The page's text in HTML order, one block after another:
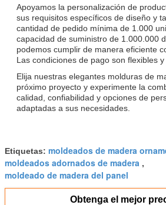
Apoyamos la personalización de
sus requisitos específicos de diseño y
cantidad de pedido mínima de 1.000
capacidad de suministro de 1.000.000
podemos cumplir de manera eficiente
Las condiciones de pago son flexibles y
Elija nuestras elegantes molduras de
próximo proyecto y experimente la
calidad, confiabilidad y opciones de
adaptadas a sus necesidades.
Etiquetas: moldeados de madera
moldeados adornados de madera ,
moldeado de madera del panel
Obtenga el mejor